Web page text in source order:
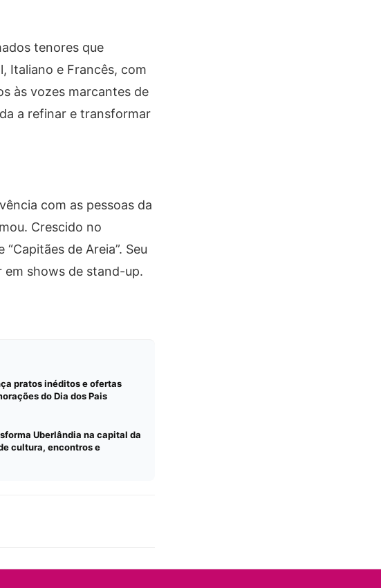
tenores que
Italiano e Francês, com
às vozes marcantes de
a refinar e transformar
com as pessoas da
Crescido no
de Areia”. Seu
em shows de stand-up.
pratos inéditos e ofertas
do Dia dos Pais
Uberlândia na capital da
cultura, encontros e